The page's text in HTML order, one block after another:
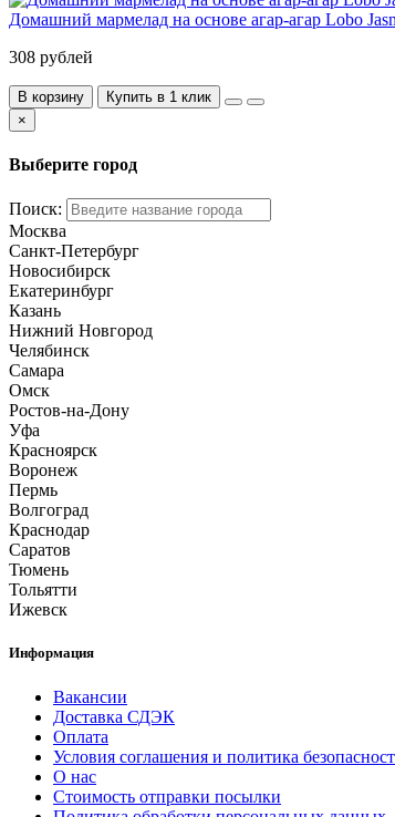
Домашний мармелад на основе агар-агар Lobo
308 рублей
В корзину
Купить в 1 клик
×
Выберите город
Поиск:
Москва
Санкт-Петербург
Новосибирск
Екатеринбург
Казань
Нижний Новгород
Челябинск
Самара
Омск
Ростов-на-Дону
Уфа
Красноярск
Воронеж
Пермь
Волгоград
Краснодар
Саратов
Тюмень
Тольятти
Ижевск
Информация
Вакансии
Доставка СДЭК
Оплата
Условия соглашения и политика
О нас
Стоимость отправки посылки